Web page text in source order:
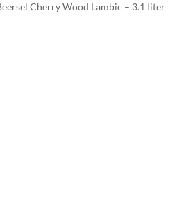
Cherry Wood Lambic – 3.1 liter